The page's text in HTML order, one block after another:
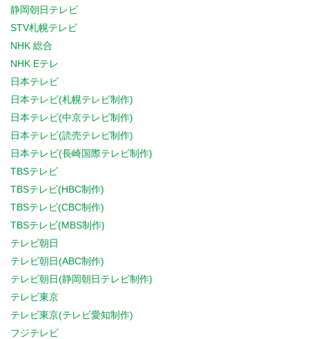
静岡朝日テレビ
STV札幌テレビ
NHK 総合
NHK Eテレ
日本テレビ
日本テレビ(札幌テレビ制作)
日本テレビ(中京テレビ制作)
日本テレビ(読売テレビ制作)
日本テレビ(長崎国際テレビ制作)
TBSテレビ
TBSテレビ(HBC制作)
TBSテレビ(CBC制作)
TBSテレビ(MBS制作)
テレビ朝日
テレビ朝日(ABC制作)
テレビ朝日(静岡朝日テレビ制作)
テレビ東京
テレビ東京(テレビ愛知制作)
フジテレビ